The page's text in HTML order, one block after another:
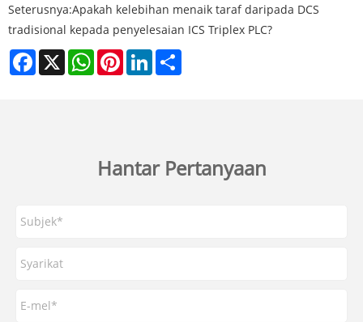
Seterusnya:Apakah kelebihan menaik taraf daripada DCS
tradisional kepada penyelesaian ICS Triplex PLC?
Facebook
X WhatsAppPinterestLinkedIn
Hantar Pertanyaan